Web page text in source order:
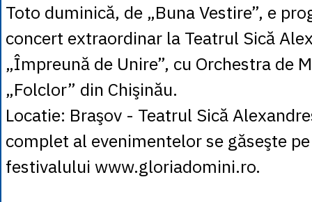
Toto duminică, de „Buna Vestire”, e
concert extraordinar la Teatrul Sică
„Împreună de Unire”, cu Orchestra de
„Folclor” din Chişinău.
Locatie: Braşov - Teatrul Sică
complet al evenimentelor se găseşte
festivalului www.gloriadomini.ro.